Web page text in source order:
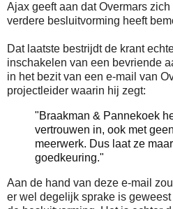
Ajax geeft aan dat Overmars zich
verdere besluitvorming heeft
Dat laatste bestrijdt de krant
inschakelen van een bevriende
in het bezit van een e-mail van
projectleider waarin hij zegt:
"Braakman & Pannekoek
vertrouwen in, ook met
meerwerk. Dus laat ze
goedkeuring."
Aan de hand van deze e-mail
er wel degelijk sprake is